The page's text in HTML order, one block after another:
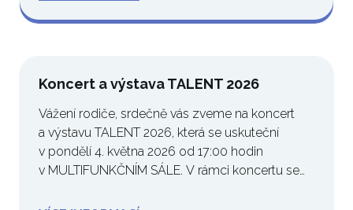
Koncert a výstava TALENT 2026
Vážení rodiče, srdečně vás zveme na koncert
a výstavu TALENT 2026, která se uskuteční
v pondělí 4. května 2026 od 17:00 hodin
v MULTIFUNKČNÍM SÁLE. V rámci koncertu se